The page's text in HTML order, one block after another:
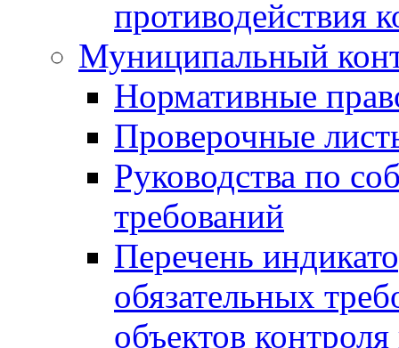
противодействия
Муниципальный
Нормативные
Проверочные
Руководства по
требований
Перечень
обязательных
объектов